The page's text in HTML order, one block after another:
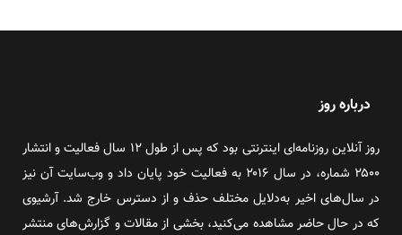
درباره روز
روز آنلاین روزنامه‌ای اینترنتی بود که پس از طول ۱۲ سال فعالیت و انتشار
۲۵۰۰ شماره، در سال ۲۰۱۶ به فعالیت خود پایان داد و وب‌سایت آن نیز
در سال‌های اخیر به‌دلایل مختلف حذف و از دسترس خارج شد. آرشیوی
که در حال حاضر مشاهده می‌کنید، بخشی از مقالات و گزارش‌های منتشر